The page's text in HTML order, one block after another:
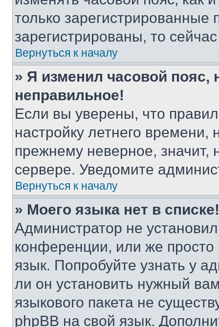
только
зарегистрированы, то
Вернуться к началу
» Я изменил часовой пояс,
неправильное!
Если вы уверены, что
настройку летнего
прежнему неверное, значит,
сервере. Уведомите
Вернуться к началу
» Моего языка нет в списке!
Администратор не
конференции, или же
язык. Попробуйте узнать у
ли он установить нужный
языкового пакета не
phpBB на свой язык.